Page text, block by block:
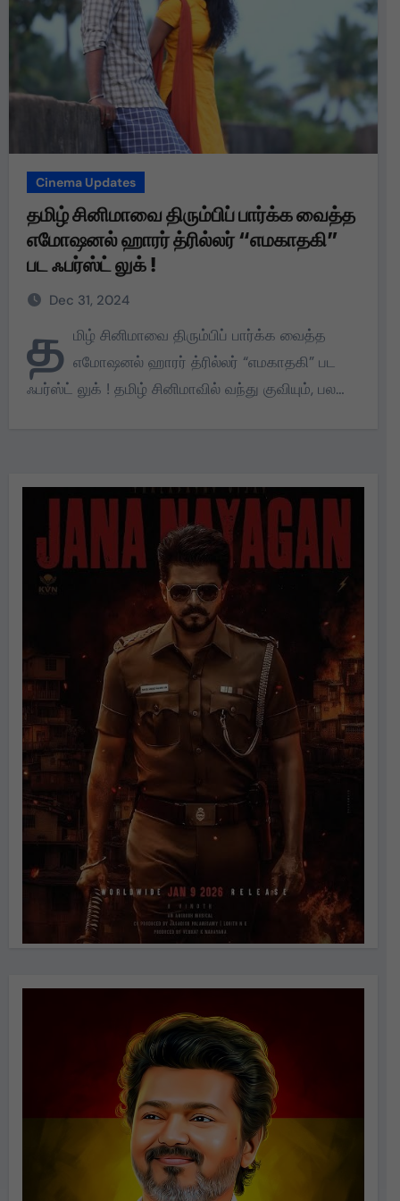
Cinema Updates
தமிழ் சினிமாவை திரும்பிப் பார்க்க வைத்த
எமோஷனல் ஹாரர் த்ரில்லர் “எமகாதகி”
பட ஃபர்ஸ்ட் லுக் !
Dec 31, 2024
த மிழ் சினிமாவை திரும்பிப் பார்க்க வைத்த
எமோஷனல் ஹாரர் த்ரில்லர் “எமகாதகி” பட
ஃபர்ஸ்ட் லுக் ! தமிழ் சினிமாவில் வந்து குவியும், பல…